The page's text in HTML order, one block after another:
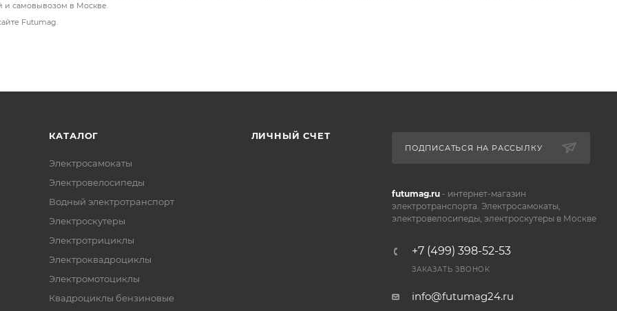
на 2,5 литра с возможностью настроить выдачу корма
в задней части устройства, а при выдаче порции корма
HHOLOVE O Sitter по выгодной цене в Москве.
магазине сегодня и обеспечьте вашего питомца надежной
и самовывозом в Москве.
Futumag.
КАТАЛОГ
Электросамокаты
Электровелосипеды
Водный электротранспорт
Электроскутеры
Электротрициклы
Электроквадроциклы
Электромотоциклы
Квадроциклы бензиновые
ЛИЧНЫЙ СЧЕТ
ПОДПИСАТЬСЯ НА РАССЫЛКУ
futumag.ru- интернет-магазин
электротранспорта. Электросамокаты,
электровелосипеды, электроскутеры в Москве
+7 (499) 398-52-53
ЗАКАЗАТЬ ЗВОНОК
info@futumag24.ru